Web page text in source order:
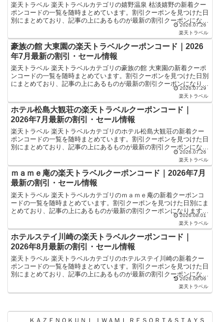
楽天トラベル 楽天トラベルカテゴリの嬉野温泉 枯淡嬉野の新着クー
ポンコードの一覧を随時まとめています。割引クーポンを見つけた日
別にまとめており、記事の上にあるものが最新の割引クーポンになり
ます。ホテル・旅館宿泊の予約などで使えるクーポンやセ...2026.07.26
楽天トラベル
豪族の館 大東園の楽天トラベルクーポンコード｜2026
年7月最新の割引・セール情報
楽天トラベル 楽天トラベルカテゴリの豪族の館 大東園の新着クーポ
ンコードの一覧を随時まとめています。割引クーポンを見つけた日別
にまとめており、記事の上にあるものが最新の割引クーポンになりま
す。ホテル・旅館宿泊の予約などで使えるクーポンやセー...2026.07.29
楽天トラベル
ホテル松島大観荘の楽天トラベルクーポンコード｜
2026年7月最新の割引・セール情報
楽天トラベル 楽天トラベルカテゴリのホテル松島大観荘の新着クー
ポンコードの一覧を随時まとめています。割引クーポンを見つけた日
別にまとめており、記事の上にあるものが最新の割引クーポンになり
ます。ホテル・旅館宿泊の予約などで使えるクーポンやセー...2026.07.26
楽天トラベル
ｍａｍｅ庵の楽天トラベルクーポンコード｜2026年7月
最新の割引・セール情報
楽天トラベル 楽天トラベルカテゴリのｍａｍｅ庵の新着クーポンコ
ードの一覧を随時まとめています。割引クーポンを見つけた日別にま
とめており、記事の上にあるものが最新の割引クーポンになります。
ホテル・旅館宿泊の予約などで使えるクーポンやセール・キ...2026.08.01
楽天トラベル
ホテルステイ川崎の楽天トラベルクーポンコード｜
2026年8月最新の割引・セール情報
楽天トラベル 楽天トラベルカテゴリのホテルステイ川崎の新着クー
ポンコードの一覧を随時まとめています。割引クーポンを見つけた日
別にまとめており、記事の上にあるものが最新の割引クーポンになり
ます。ホテル・旅館宿泊の予約などで使えるクーポンやセー...2026.08.06
楽天トラベル
ＫＡＺＥＮＯＫＵＮＩ ＩＷＡＭＩ ＲＥＳＯＲＴ＆ＳＴＡＹＳ